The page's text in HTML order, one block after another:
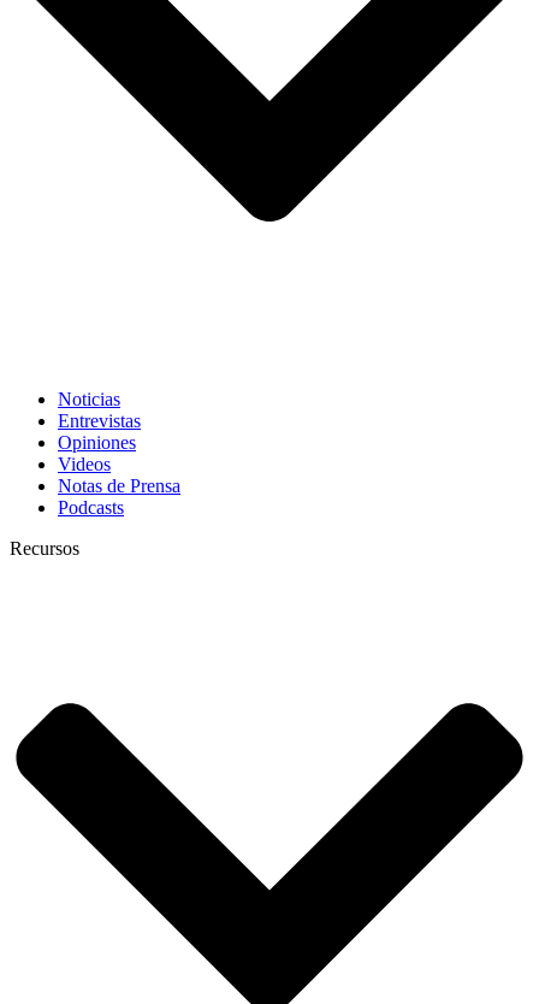
Noticias
Entrevistas
Opiniones
Videos
Notas de Prensa
Podcasts
Recursos